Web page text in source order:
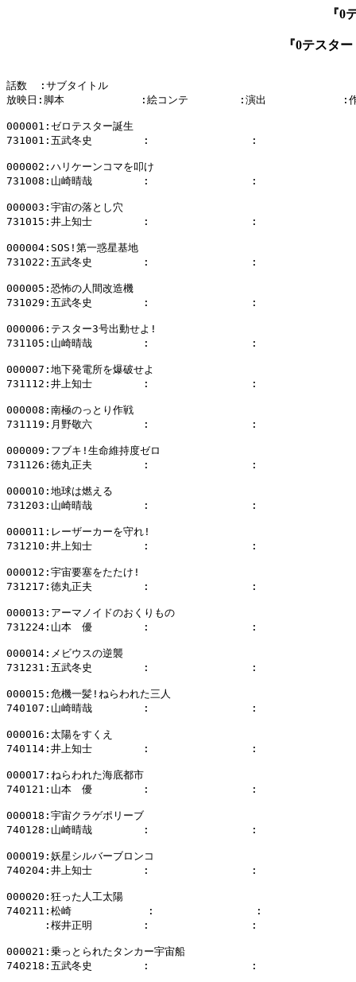
『0
『0テスタ
話数  :サブタイトル
放映日:脚本            :絵コンテ        :演出            :作
000001:ゼロテスター誕生
731001:五武冬史        :                :                :
000002:ハリケーンコマを叩け
731008:山崎晴哉        :                :                :
000003:宇宙の落とし穴
731015:井上知士        :                :                :
000004:SOS!第一惑星基地
731022:五武冬史        :                :                :
000005:恐怖の人間改造機
731029:五武冬史        :                :                :宇
000006:テスター3号出動せよ!
731105:山崎晴哉        :                :                :
000007:地下発電所を爆破せよ
731112:井上知士        :                :                :
000008:南極のっとり作戦
731119:月野敬六        :                :                :
000009:フブキ!生命維持度ゼロ
731126:徳丸正夫        :                :                :
000010:地球は燃える
731203:山崎晴哉        :                :                :
000011:レーザーカーを守れ!
731210:井上知士        :                :                :
000012:宇宙要塞をたたけ!
731217:徳丸正夫        :                :                :
000013:アーマノイドのおくりもの
731224:山本　優        :                :                :
000014:メビウスの逆襲
731231:五武冬史        :                :                :
000015:危機一髪!ねらわれた三人
740107:山崎晴哉        :                :                :
000016:太陽をすくえ
740114:井上知士        :                :                :
000017:ねらわれた海底都市
740121:山本　優        :                :                :
000018:宇宙クラゲポリーブ
740128:山崎晴哉        :                :                :
000019:妖星シルバーブロンコ
740204:井上知士        :                :                :
000020:狂った人工太陽
740211:松崎            :                :                :
:桜井正明        :                :
000021:乗っとられたタンカー宇宙船
740218:五武冬史        :                :                :